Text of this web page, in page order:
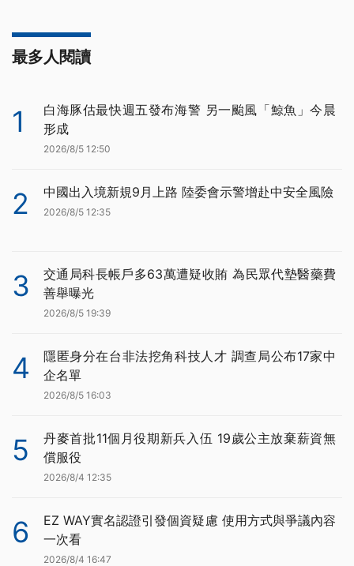
最多人閱讀
1
白海豚估最快週五發布海警 另一颱風「鯨魚」今晨
形成
2026/8/5 12:50
2 中國出入境新規9月上路 陸委會示警增赴中安全風險
2026/8/5 12:35
3
交通局科長帳戶多63萬遭疑收賄 為民眾代墊醫藥費
善舉曝光
2026/8/5 19:39
4
隱匿身分在台非法挖角科技人才 調查局公布17家中
企名單
2026/8/5 16:03
5
丹麥首批11個月役期新兵入伍 19歲公主放棄薪資無
償服役
2026/8/4 12:35
6
EZ WAY實名認證引發個資疑慮 使用方式與爭議內容
一次看
2026/8/4 16:47